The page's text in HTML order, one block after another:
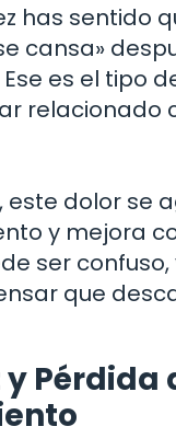
has sentido
cansa»
es el tipo
relacionado
este dolor se
y mejora
ser
que
y Pérdida